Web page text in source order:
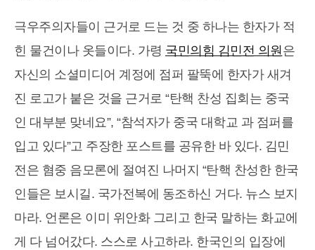
극우주의자들이 근거로 드는 것 중 하나는 한자가 적
힌 물건이나 옷들이다. 가령 국민의힘 김민전 의원 은
자신의 소셜미디어 계정에 점퍼 팔뚝에 한자가 새겨
진 로고가 붙은 것을 근거로 “탄핵 찬성 집회는 중국
인 대부분 맞네요”, “참석자가 중국 대학교 과 점퍼를
입고 있다”고 주장한 포스트를 공유한 바 있다. 김민
전은 혐중 음모론에 절여진 나머지 “탄핵 찬성한 한국
인들은 보시길. 국가전복에 동조하신 거다. 뉴스 보지
마라. 언론은 이미 위안화 그리고 한국 말하는 화교에
게 다 넘어갔다. 스스로 사고하라. 한국인의 입장에